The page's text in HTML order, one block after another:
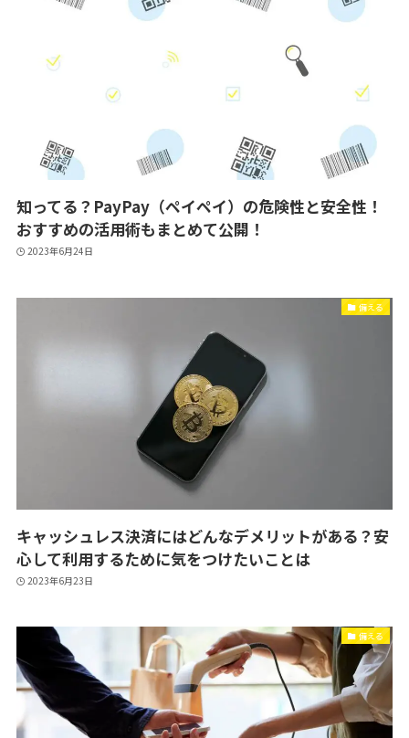
知ってる？PayPay（ペイペイ）の危険性と安全性！
おすすめの活用術もまとめて公開！
2023年6月24日
備える
キャッシュレス決済にはどんなデメリットがある？安
心して利用するために気をつけたいことは
2023年6月23日
備える